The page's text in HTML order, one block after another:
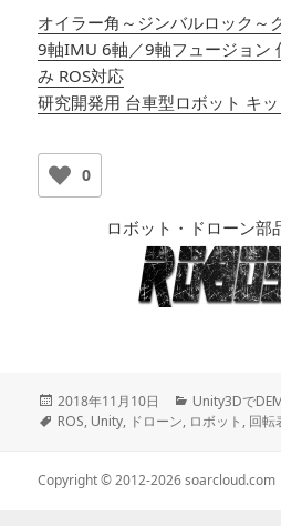
オイラー角～ジンバルロック～
9軸IMU 6軸／9軸フュージョン
み ROS対応
研究開発用 台車型ロボット キッ
0
ロボット・ドローン部
投
稿
2018年11月10日
カ
テ
ー
Unity3Dで
タ
ROS, Unity, ドローン, ロボット , 回転
Copyright © 2012-2026soarcloud.com